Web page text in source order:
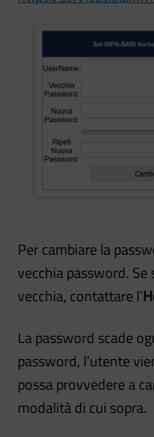
Per cambiare la
vecchia password.
vecchia, contattare l’
La password scade
password, l’utente
possa provvedere a
modalità di cui sopra.